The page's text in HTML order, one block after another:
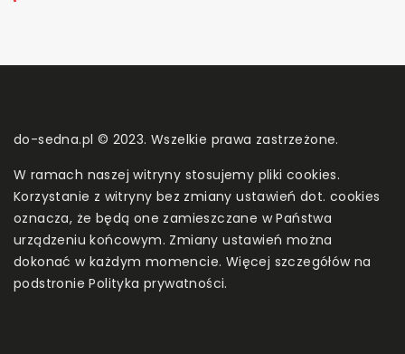
do-sedna.pl © 2023. Wszelkie prawa zastrzeżone.
W ramach naszej witryny stosujemy pliki cookies.
Korzystanie z witryny bez zmiany ustawień dot. cookies
oznacza, że będą one zamieszczane w Państwa
urządzeniu końcowym. Zmiany ustawień można
dokonać w każdym momencie. Więcej szczegółów na
podstroniePolityka prywatności.